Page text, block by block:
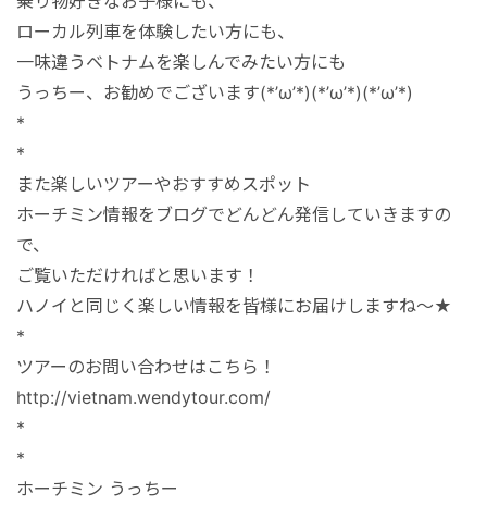
ローカル列車を体験したい方にも、
一味違うベトナムを楽しんでみたい方にも
うっちー、お勧めでございます(*’ω’*)(*’ω’*)(*’ω’*)
*
*
また楽しいツアーやおすすめスポット
ホーチミン情報をブログでどんどん発信していきますの
で、
ご覧いただければと思います！
ハノイと同じく楽しい情報を皆様にお届けしますね～★
*
ツアーのお問い合わせはこちら！
http://vietnam.wendytour.com/
*
*
ホーチミン うっちー